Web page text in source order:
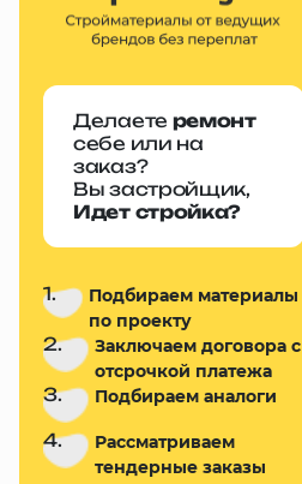
Делаете ремонт
себе или на
заказ?
Вы застройщик,
Идет стройка?
1.
Подбираем материалы
по проекту
2.
Заключаем договора с
отсрочкой платежа
3. Подбираем аналоги
4.
Рассматриваем
тендерные заказы